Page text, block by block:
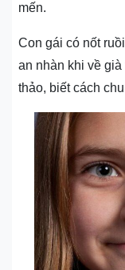
mến.
Con gái có nốt
an nhàn khi về
thảo, biết cách